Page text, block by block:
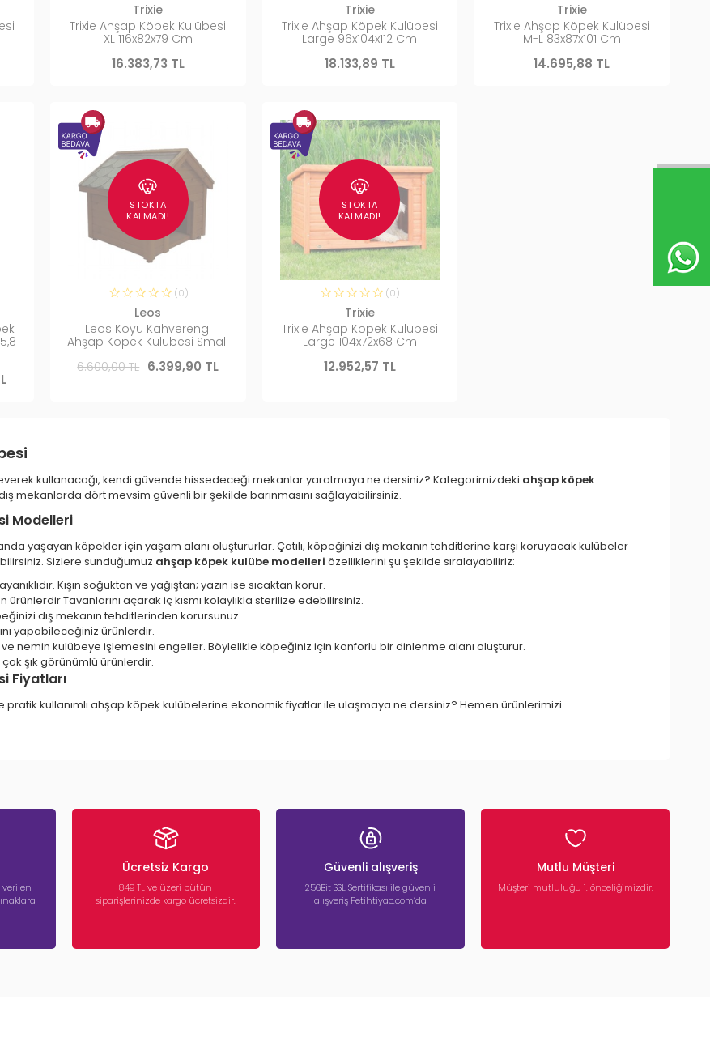
Trixie
Trixie Ahşap Köpek Kulübesi
XL 116x82x79 Cm
16.383,73 TL
Trixie
Trixie Ahşap Köpek Kulübesi
Large 96x104x112 Cm
18.133,89 TL
Trixie
Trixie Ahşap Köpek Kulübesi
M-L 83x87x101 Cm
14.695,88 TL
STOKTA
KALMADI!
(0)
Leos
Leos Koyu Kahverengi
Ahşap Köpek Kulübesi Small
6.600,00 TL 6.399,90 TL
STOKTA
KALMADI!
(0)
Trixie
Trixie Ahşap Köpek Kulübesi
Large 104x72x68 Cm
12.952,57 TL
kullanacağı, kendi güvende hissedeceği mekanlar yaratmaya ne dersiniz? Kategorimizdeki ahşap köpek
mekanlarda dört mevsim güvenli bir şekilde barınmasını sağlayabilirsiniz.
Modelleri
yaşayan köpekler için yaşam alanı oluştururlar. Çatılı, köpeğinizi dış mekanın tehditlerine karşı koruyacak kulübeler
Sizlere sunduğumuz ahşap köpek kulübe modelleri özelliklerini şu şekilde sıralayabiliriz:
Kışın soğuktan ve yağıştan; yazın ise sıcaktan korur.
Tavanlarını açarak iç kısmı kolaylıkla sterilize edebilirsiniz.
dış mekanın tehditlerinden korursunuz.
yapabileceğiniz ürünlerdir.
nemin kulübeye işlemesini engeller. Böylelikle köpeğiniz için konforlu bir dinlenme alanı oluşturur.
şık görünümlü ürünlerdir.
Fiyatları
pratik kullanımlı ahşap köpek kulübelerine ekonomik fiyatlar ile ulaşmaya ne dersiniz? Hemen ürünlerimizi
verilen
Ücretsiz Kargo
849 TL ve üzeri bütün
siparişlerinizde kargo ücretsizdir.
Güvenli alışveriş
256Bit SSL Sertifikası ile güvenli
alışveriş Petihtiyac.com’da
Mutlu Müşteri
Müşteri mutluluğu 1. önceliğimizdir.